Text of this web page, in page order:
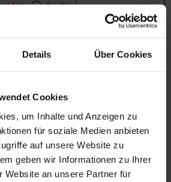
Details Über Cookies
Cookies
um Inhalte und Anzeigen zu
für soziale Medien anbieten
auf unsere Website zu
geben wir Informationen zu Ihrer
Website an unsere Partner für
brutto
Anfrage
ca. 10 Werktage